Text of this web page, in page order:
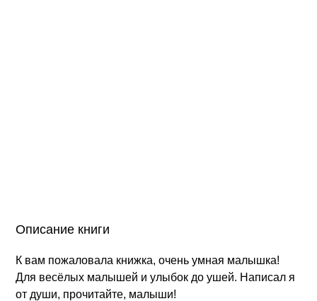
Описание книги
К вам пожаловала книжка, очень умная малышка!
Для весёлых малышей и улыбок до ушей. Написал я
от души, прочитайте, малыши!